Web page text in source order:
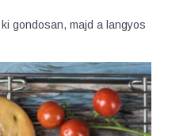
gondosan, majd a langyos